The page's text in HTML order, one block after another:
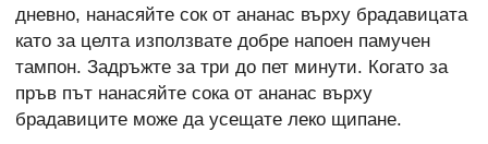
дневно, нанасяйте сок от ананас върху брадавицата
като за целта използвате добре напоен памучен
тампон. Задръжте за три до пет минути. Когато за
пръв път нанасяйте сока от ананас върху
брадавиците може да усещате леко щипане.